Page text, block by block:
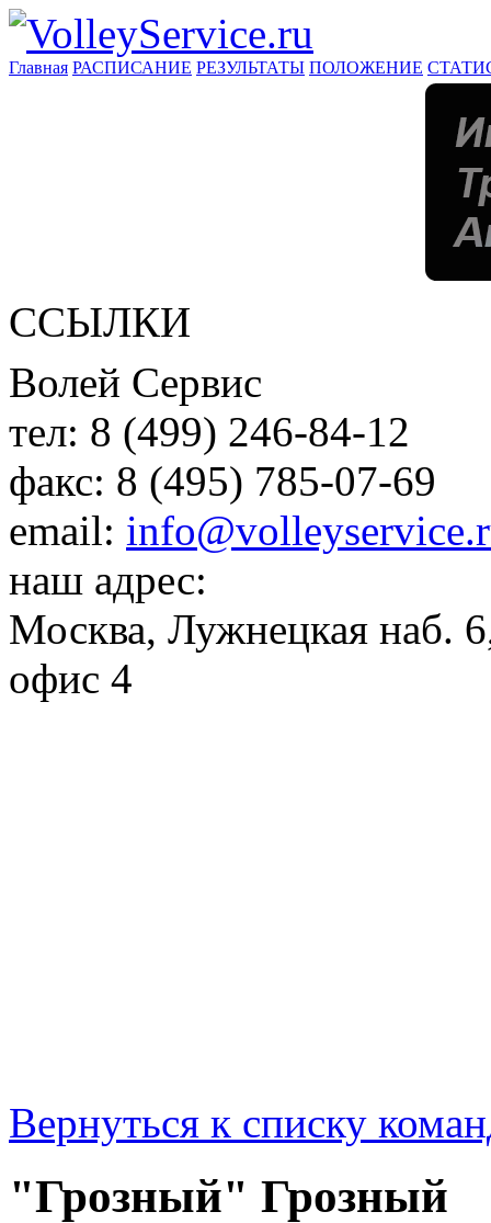
Главная РАСПИСАНИЕ РЕЗУЛЬТАТЫ ПОЛОЖЕНИЕ
ССЫЛКИ
Волей Сервис
тел: 8 (499) 246-84-12
факс: 8 (495) 785-07-69
email:
наш адрес:
Москва, Лужнецкая наб.
офис 4
Вернуться к списку
"Грозный" Грозный